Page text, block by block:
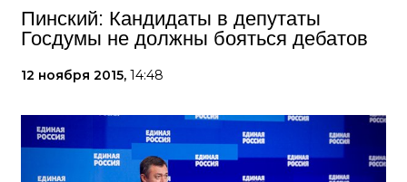
Пинский: Кандидаты в депутаты
Госдумы не должны бояться дебатов
12 ноября 2015, 14:48